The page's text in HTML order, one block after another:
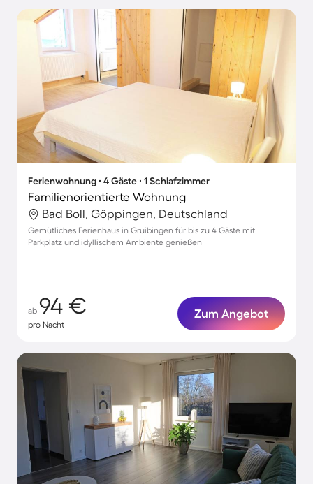
Ferienwohnung ∙ 4 Gäste ∙ 1 Schlafzimmer
Familienorientierte Wohnung
Bad Boll, Göppingen, Deutschland
Gemütliches Ferienhaus in Gruibingen für bis zu 4 Gäste mit
Parkplatz und idyllischem Ambiente genießen
ab 94 €
pro Nacht
Zum Angebot